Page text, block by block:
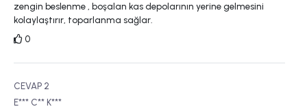
zengin beslenme , boşalan kas depolarının yerine gelmesini
kolaylaştırır, toparlanma sağlar.
0
CEVAP 2
E*** C** K***